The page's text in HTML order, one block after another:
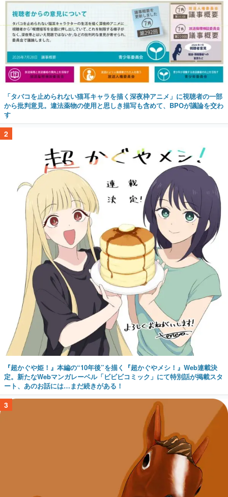
「タバコを止められない猫耳キャラを描く深夜枠アニメ」に視聴者の一部
から批判意見。違法薬物の使用と思しき描写も含めて、BPOが議論を交わ
す
2
『超かぐや姫！』本編の“10年後”を描く『超かぐやメシ！』Web連載決
定。新たなWebマンガレーベル「ビビビコミック」にて特別話が掲載スタ
ート、あのお話には…まだ続きがある！
3